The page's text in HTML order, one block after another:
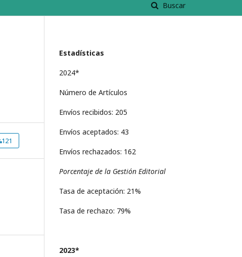
Buscar
121
Estadísticas
2024*
Número de Artículos
Envíos recibidos: 205
Envíos aceptados: 43
Envíos rechazados: 162
Porcentaje de la Gestión Editorial
Tasa de aceptación: 21%
Tasa de rechazo: 79%
2023*